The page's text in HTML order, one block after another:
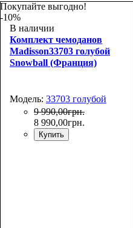
Покупайте выгодно!
-10%
В наличии
Комплект чемоданов
Madisson33703 голубой
Snowball (Франция)
Модель: 33703 голубой
9 990,00грн.
8 990,00грн.
Купить